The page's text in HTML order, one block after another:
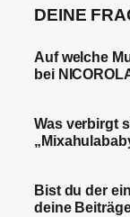
DEINE
Auf welche
bei
Was verbirgt
Bist du der
deine